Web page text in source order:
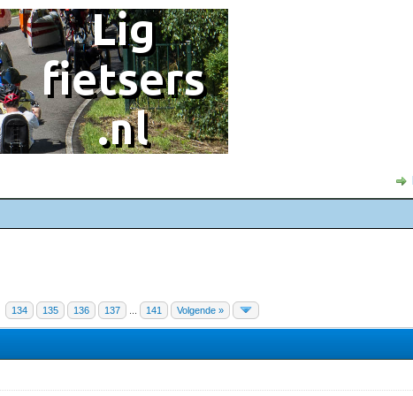
134 135 136 137 141 Volgende »